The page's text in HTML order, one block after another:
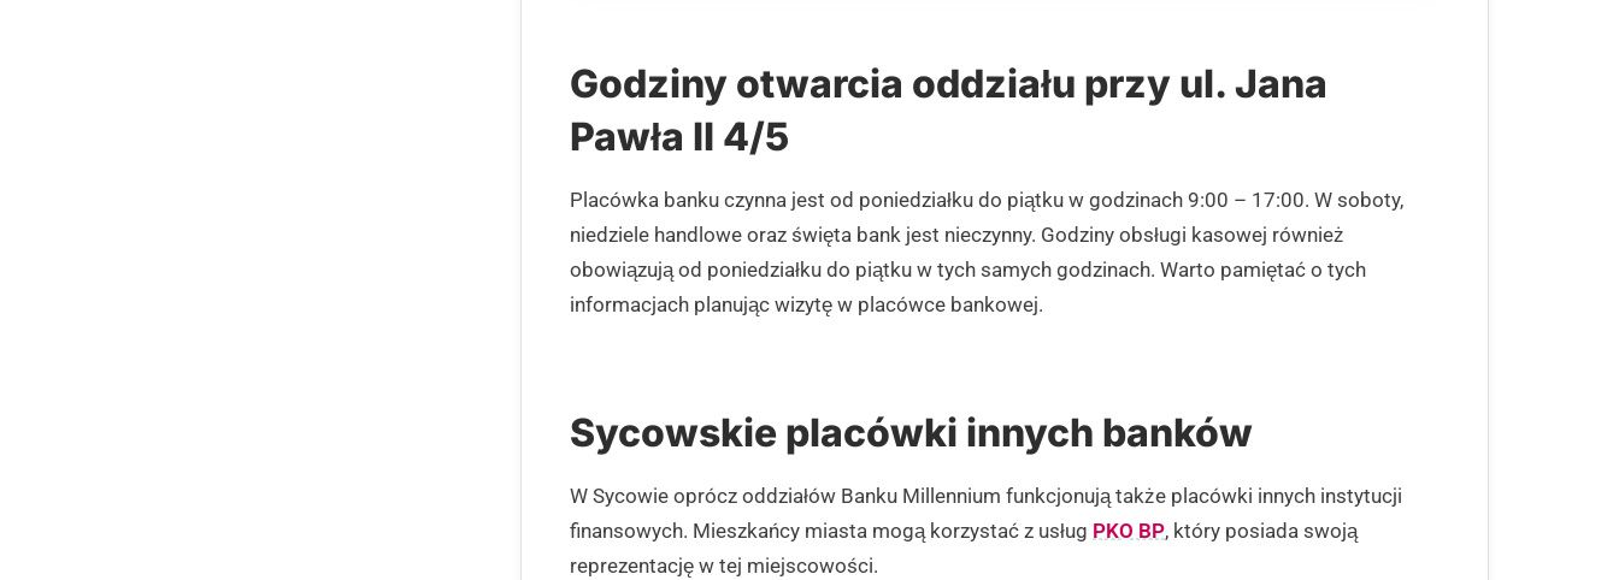
Godziny otwarcia oddziału przy ul. Jana
Pawła II 4/5
Placówka banku czynna jest od poniedziałku do piątku w godzinach 9:00 – 17:00. W soboty,
niedziele handlowe oraz święta bank jest nieczynny. Godziny obsługi kasowej również
obowiązują od poniedziałku do piątku w tych samych godzinach. Warto pamiętać o tych
informacjach planując wizytę w placówce bankowej.
Sycowskie placówki innych banków
W Sycowie oprócz oddziałów Banku Millennium funkcjonują także placówki innych instytucji
finansowych. Mieszkańcy miasta mogą korzystać z usług PKO BP, który posiada swoją
reprezentację w tej miejscowości.